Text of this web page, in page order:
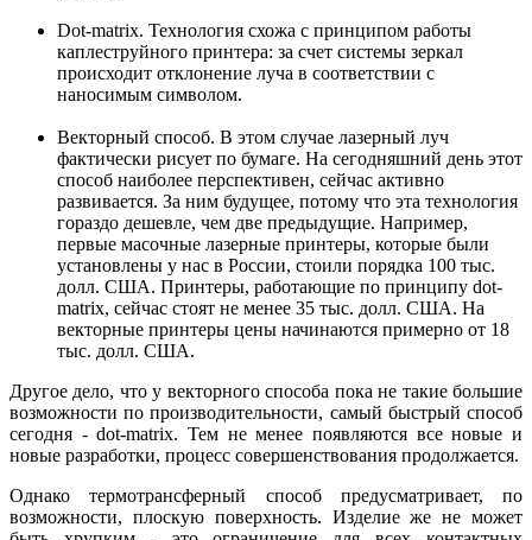
Dot-matrix. Технология схожа с принципом работы
каплеструйного принтера: за счет системы зеркал
происходит отклонение луча в соответствии с
наносимым символом.
Векторный способ. В этом случае лазерный луч
фактически рисует по бумаге. На сегодняшний день этот
способ наиболее перспективен, сейчас активно
развивается. За ним будущее, потому что эта технология
гораздо дешевле, чем две предыдущие. Например,
первые масочные лазерные принтеры, которые были
установлены у нас в России, стоили порядка 100 тыс.
долл. США. Принтеры, работающие по принципу dot-
matrix, сейчас стоят не менее 35 тыс. долл. США. На
векторные принтеры цены начинаются примерно от 18
тыс. долл. США.
Другое дело, что у векторного способа пока не такие большие
возможности по производительности, самый быстрый способ
сегодня - dot-matrix. Тем не менее появляются все новые и
новые разработки, процесс совершенствования продолжается.
Однако термотрансферный способ предусматривает, по
возможности, плоскую поверхность. Изделие же не может